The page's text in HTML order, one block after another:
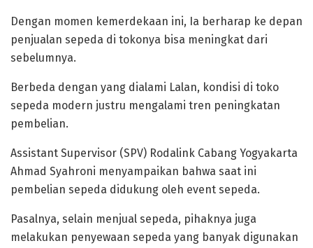
Dengan momen kemerdekaan ini, Ia berharap ke depan
penjualan sepeda di tokonya bisa meningkat dari
sebelumnya.
Berbeda dengan yang dialami Lalan, kondisi di toko
sepeda modern justru mengalami tren peningkatan
pembelian.
Assistant Supervisor (SPV) Rodalink Cabang Yogyakarta
Ahmad Syahroni menyampaikan bahwa saat ini
pembelian sepeda didukung oleh event sepeda.
Pasalnya, selain menjual sepeda, pihaknya juga
melakukan penyewaan sepeda yang banyak digunakan